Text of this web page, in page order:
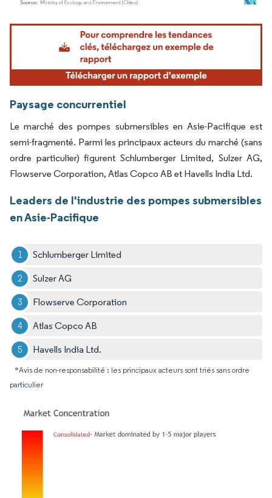
Image © Mordor Intelligence. La réutilisation nécessite une attribution sous CC BY
Paysage concurrentiel
Le marché des pompes submersibles en Asie-Pacifique est
semi-fragmenté. Parmi les principaux acteurs du marché (sans
ordre particulier) figurent Schlumberger Limited, Sulzer AG,
Flowserve Corporation, Atlas Copco AB et Havells India Ltd.
Leaders de l'industrie des pompes submersibles
en Asie-Pacifique
Schlumberger Limited
Sulzer AG
Flowserve Corporation
Atlas Copco AB
Havells India Ltd.
*Avis de non-responsabilité : les principaux acteurs sont triés sans ordre
particulier